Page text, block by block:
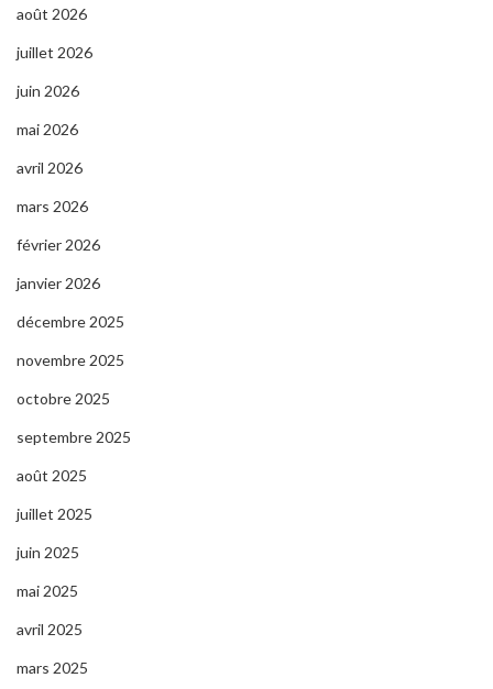
août 2026
juillet 2026
juin 2026
mai 2026
avril 2026
mars 2026
février 2026
janvier 2026
décembre 2025
novembre 2025
octobre 2025
septembre 2025
août 2025
juillet 2025
juin 2025
mai 2025
avril 2025
mars 2025